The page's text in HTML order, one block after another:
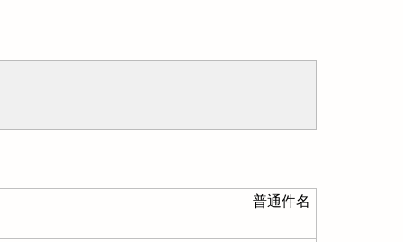
普通件名